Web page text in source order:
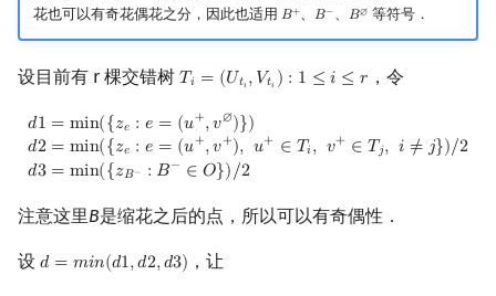
花也可以有奇花偶花之分，因此也适用 𝐵+
B+ 、𝐵−
B− 、𝐵∅
B∅ 等符号．
设目前有 r 棵交错树 𝑇𝑖 = (𝑈𝑡𝑖 , 𝑉𝑡𝑖 ) : 1 ≤ 𝑖 ≤ 𝑟
Ti=(U ti,Vt ):1 ≤ ≤ r ，令
𝑑1 = min({𝑧𝑒 : 𝑒 = (𝑢+,𝑣∅)})
𝑑2 = min({𝑧𝑒 : 𝑒 = (𝑢+,𝑣+), 𝑢+ ∈ 𝑇𝑖, 𝑣+ ∈ 𝑇𝑗, 𝑖 ≠ 𝑗})/2
𝑑3 = min({𝑧𝐵− : 𝐵− ∈ 𝑂})/2
d1= min({ze:e=( u +, v∅)})d2=min
注意这里B是缩花之后的点，所以可以有奇偶性．
设 𝑑 = 𝑚𝑖𝑛(𝑑1,𝑑2,𝑑3)
d =min(d1,d2,d3) ，让